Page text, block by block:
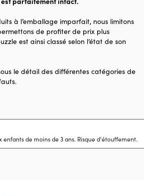
Puzzle pour Adultes (500 à
Made in France
à l’emballage imparfait, nous limitons
de profiter de prix plus
est ainsi classé selon l’état de son
le détail des différentes catégories de
enfants de moins de 3 ans. Risque d'étouffement.